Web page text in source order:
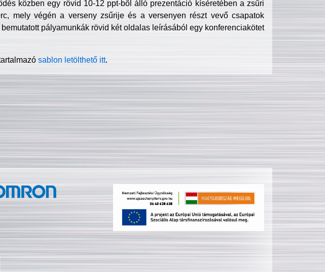
közben egy rövid 10-12 ppt-ből álló prezentáció kíséretében a zsűri
mely végén a verseny zsűrije és a versenyen részt vevő csapatok
pályamunkák rövid két oldalas leírásából egy konferenciakötet
sablon letölthető itt.